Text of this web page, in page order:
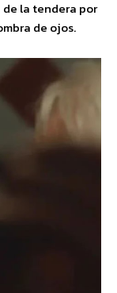
la tendera por
de ojos.